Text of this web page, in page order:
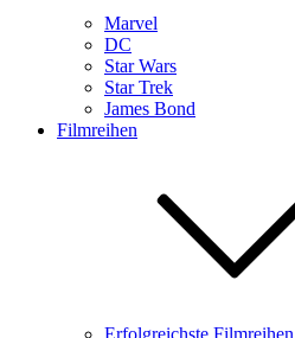
Marvel
DC
Star Wars
Star Trek
James Bond
Filmreihen
Erfolgreichste Filmreihen